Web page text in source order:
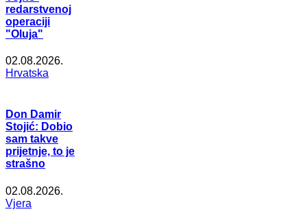
redarstvenoj
operaciji
"Oluja"
02.08.2026.
Hrvatska
Don Damir
Stojić: Dobio
sam takve
prijetnje, to je
strašno
02.08.2026.
Vjera